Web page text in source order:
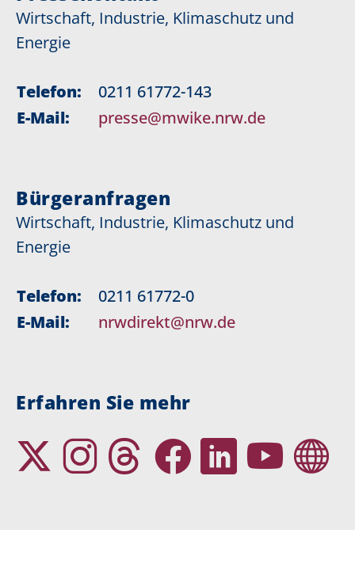
Wirtschaft, Industrie, Klimaschutz und
Energie
Telefon:
0211 61772-143
E-Mail:
presse@mwike.nrw.de
Bürgeranfragen
Wirtschaft, Industrie, Klimaschutz und
Energie
Telefon:
0211 61772-0
E-Mail:
nrwdirekt@nrw.de
Erfahren Sie mehr